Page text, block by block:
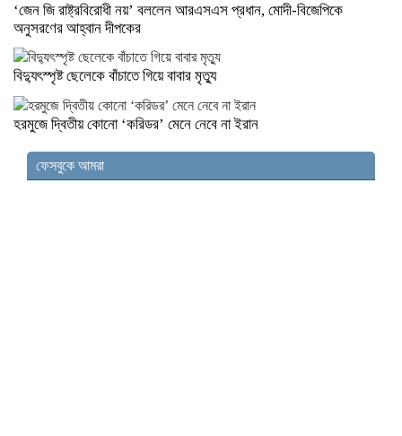
‘জেন জি রাষ্ট্রবিরোধী নয়’ বললেন আরএসএস প্রধান, মোদী-বিজেপিকে
অনুসরণের আহ্বান দীপকের
বিদ্যুৎস্পৃষ্ট ছেলেকে বাঁচাতে গিয়ে বাবার মৃত্যু
হরমুজে দ্বিতীয় কোনো ‘করিডর’ মেনে নেবে না ইরান
ফেসবুকে আমরা